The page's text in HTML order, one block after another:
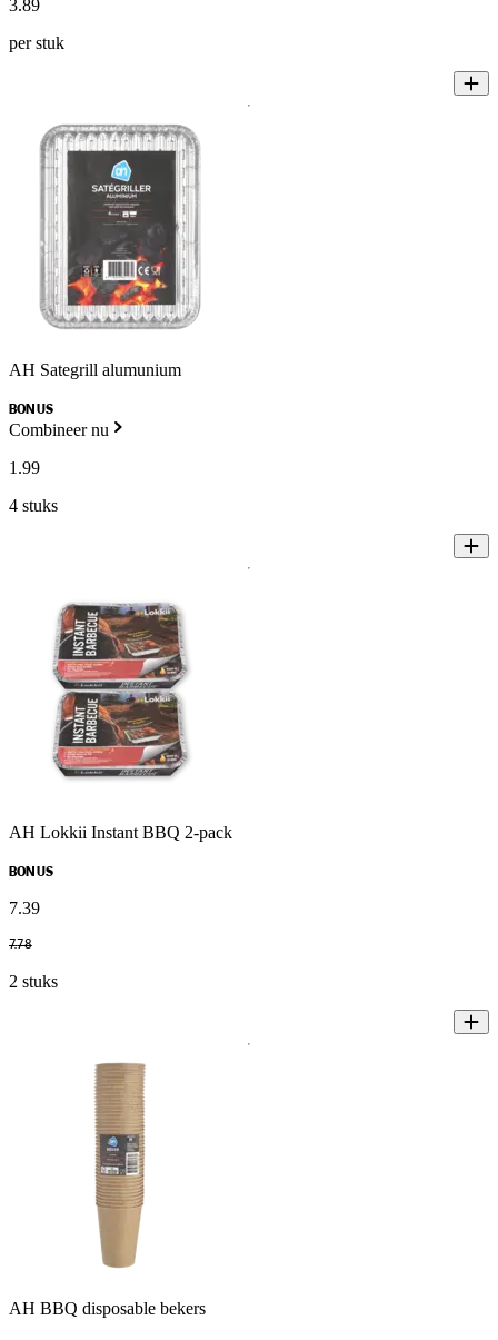
3.89
per stuk
AH Sategrill alumunium
BONUS
Combineer nu
1 .99
4 stuks
AH Lokkii Instant BBQ 2-pack
BONUS
7.39
7.78
2 stuks
AH BBQ disposable bekers